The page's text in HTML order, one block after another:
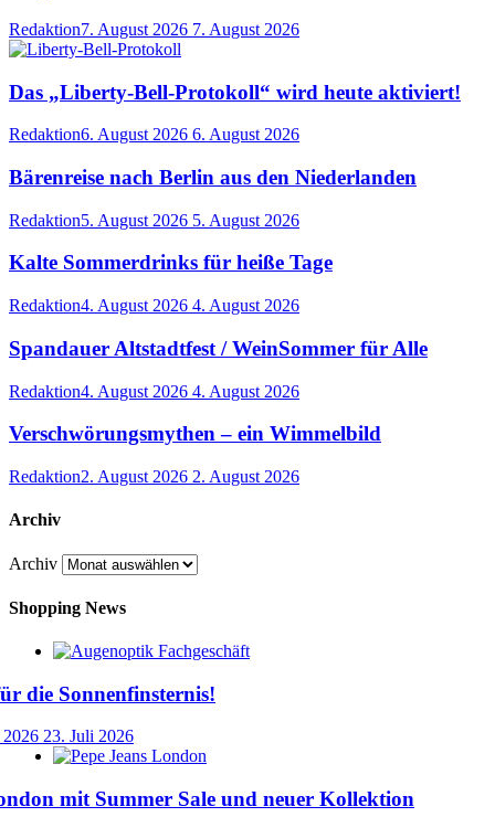
Redaktion7. August 2026 7. August 2026
Das „Liberty-Bell-Protokoll“ wird heute aktiviert!
Redaktion6. August 2026 6. August 2026
Bärenreise nach Berlin aus den Niederlanden
Redaktion5. August 2026 5. August 2026
Kalte Sommerdrinks für heiße Tage
Redaktion4. August 2026 4. August 2026
Spandauer Altstadtfest / WeinSommer für Alle
Redaktion4. August 2026 4. August 2026
Verschwörungsmythen – ein Wimmelbild
Redaktion2. August 2026 2. August 2026
Archiv
Archiv
Shopping News
die Sonnenfinsternis!
23. Juli 2026
mit Summer Sale und neuer Kollektion